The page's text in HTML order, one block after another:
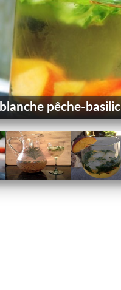
pêche-basilic